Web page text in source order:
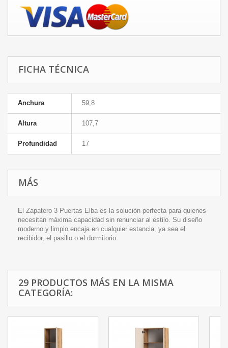
FICHA TÉCNICA
Anchura 59,8
Altura 107,7
Profundidad 17
MÁS
El Zapatero 3 Puertas Elba es la solución perfecta para quienes
necesitan máxima capacidad sin renunciar al estilo. Su diseño
moderno y limpio encaja en cualquier estancia, ya sea el
recibidor, el pasillo o el dormitorio.
29 PRODUCTOS MÁS EN LA MISMA
CATEGORÍA: